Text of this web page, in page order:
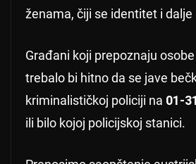
ženama, čiji se identitet i dalje
Građani koji prepoznaju
trebalo bi hitno da se jave
kriminalističkoj policiji na 01-
ili bilo kojoj policijskoj stanici.